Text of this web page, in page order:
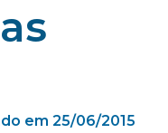
em 25/06/2015